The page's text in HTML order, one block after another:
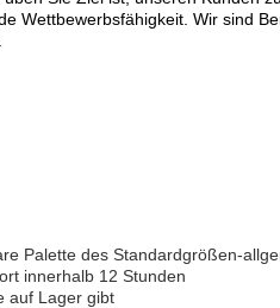
Wettbewerbsfähigkeit. Wir sind
Palette des Standardgrößen-
innerhalb 12 Stunden
auf Lager gibt